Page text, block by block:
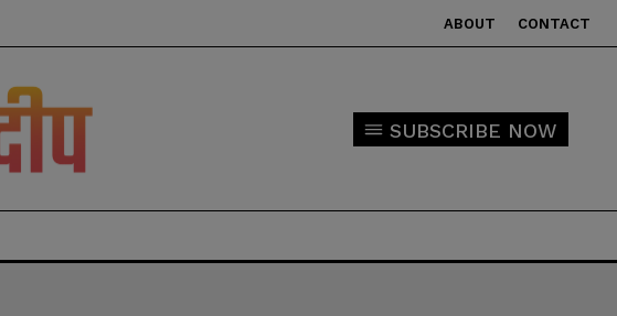
ABOUT CONTACT
SUBSCRIBE NOW